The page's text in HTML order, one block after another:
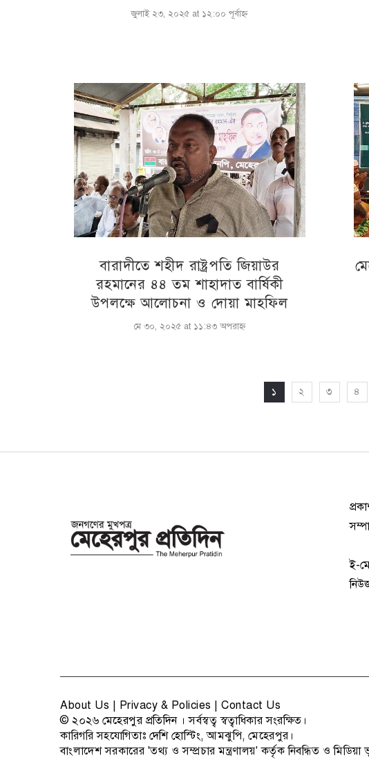
জুলাই ২৩, ২০২৫ at ১২:০০ পূর্বাহ্ণ
বারাদীতে শহীদ রাষ্ট্রপতি জিয়াউর
রহমানের ৪৪ তম শাহাদাত বার্ষিকী
উপলক্ষে আলোচনা ও দোয়া মাহফিল
মে ৩০, ২০২৫ at ১১:৪৩ অপরাহ্ণ
১ ২ ৩ ৪
ই-
About Us | Privacy & Policies | Contact Us
© ২০২৬ মেহেরপুর প্রতিদিন । সর্বস্বত্ব স্বত্বাধিকার সংরক্ষিত।
কারিগরি সহযোগিতাঃ দেশি হোস্টিং, আমঝুপি, মেহেরপুর।
বাংলাদেশ সরকারের 'তথ্য ও সম্প্রচার মন্ত্রণালয়' কর্তৃক নিবন্ধিত ও মিডিয়া